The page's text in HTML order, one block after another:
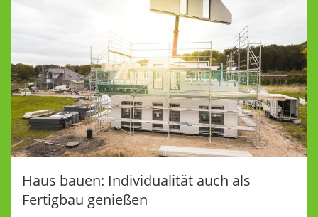
Haus bauen: Individualität auch als
Fertigbau genießen